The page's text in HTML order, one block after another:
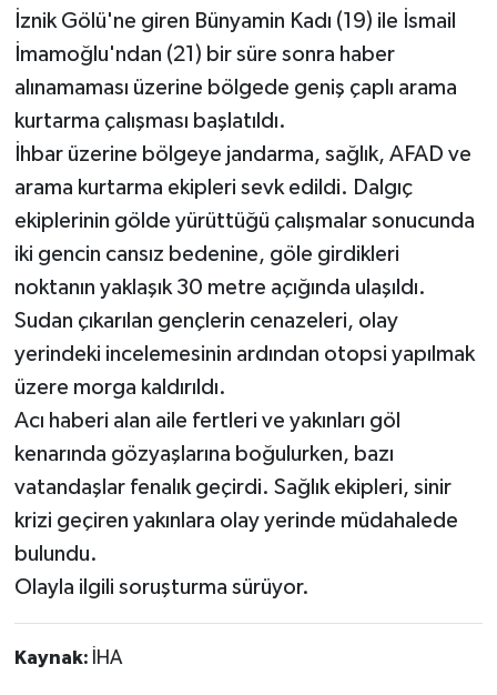
İznik Gölü'ne giren Bünyamin Kadı (19) ile İsmail
İmamoğlu'ndan (21) bir süre sonra haber
alınamaması üzerine bölgede geniş çaplı arama
kurtarma çalışması başlatıldı.
İhbar üzerine bölgeye jandarma, sağlık, AFAD ve
arama kurtarma ekipleri sevk edildi. Dalgıç
ekiplerinin gölde yürüttüğü çalışmalar sonucunda
iki gencin cansız bedenine, göle girdikleri
noktanın yaklaşık 30 metre açığında ulaşıldı.
Sudan çıkarılan gençlerin cenazeleri, olay
yerindeki incelemesinin ardından otopsi yapılmak
üzere morga kaldırıldı.
Acı haberi alan aile fertleri ve yakınları göl
kenarında gözyaşlarına boğulurken, bazı
vatandaşlar fenalık geçirdi. Sağlık ekipleri, sinir
krizi geçiren yakınlara olay yerinde müdahalede
bulundu.
Olayla ilgili soruşturma sürüyor.
Kaynak: İHA